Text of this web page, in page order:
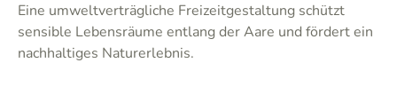
Eine umweltverträgliche Freizeitgestaltung schützt
sensible Lebensräume entlang der Aare und fördert ein
nachhaltiges Naturerlebnis.